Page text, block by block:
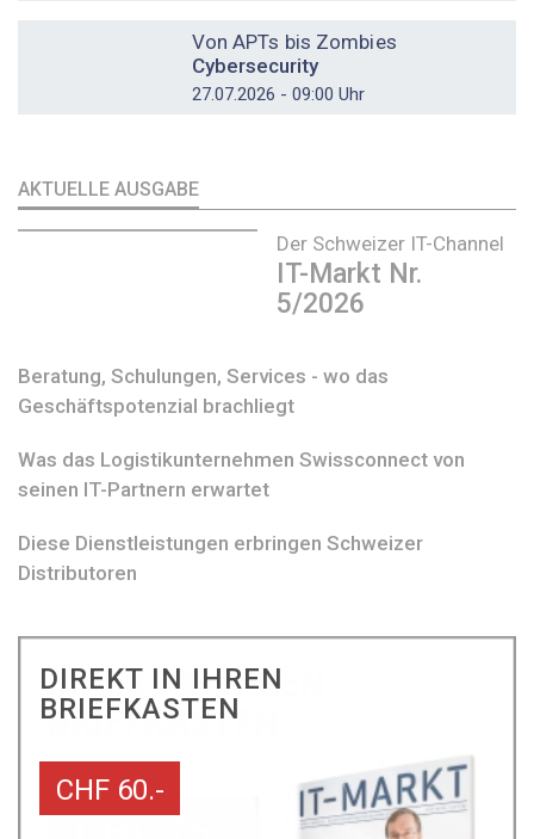
Von APTs bis Zombies
Cybersecurity
27.07.2026 - 09:00 Uhr
AKTUELLE AUSGABE
Der Schweizer IT-Channel
IT-Markt Nr.
5/2026
Beratung, Schulungen, Services - wo das
Geschäftspotenzial brachliegt
Was das Logistikunternehmen Swissconnect von
seinen IT-Partnern erwartet
Diese Dienstleistungen erbringen Schweizer
Distributoren
DIREKT IN IHREN
BRIEFKASTEN
CHF 60.-